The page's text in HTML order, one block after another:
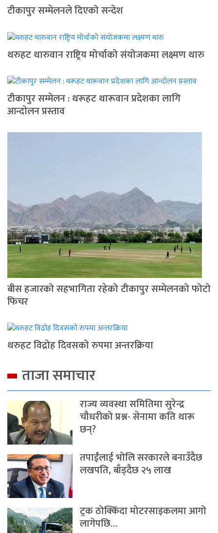
टीकापुर सम्मेलनले दिएको सन्देश
थरुहट थारुवान राष्ट्रिय मोर्चाको संयोजकमा लक्ष्मण थारु
टीकापुर सम्मेलन : थरूहट थारूवान प्रदेशका लागि
आन्दाेलन प्रस्ताव
बीस हजारको सहभागिता रहेको टीकापुर सम्मेलनको फोटो
फिचर
थरुहट विद्रोह दिवसको रुपमा अन्तरक्रिया
ताजा समाचार
राज्य व्यवस्था समितिमा सुरेन्द्र
चौधरीको प्रश्न- सेनामा कति थारू
छन्?
तपाईंलाई भोलि सरकारले बनाउँदैछ
लखपति, बाँड्दैछ २५ लाख
ट्रक ठोक्किँदा मोटरसाइकलमा आगो
लागेपछि…